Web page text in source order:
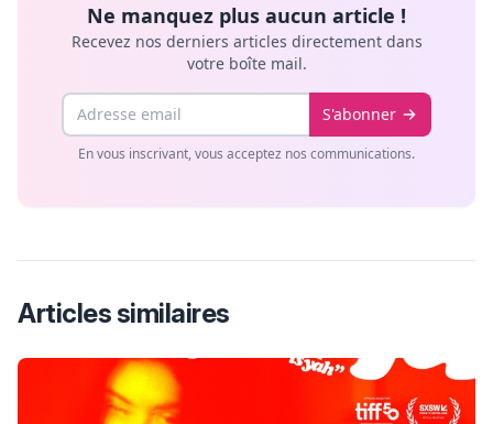
Ne manquez plus aucun article !
Recevez nos derniers articles directement dans
votre boîte mail.
Email S'abonner
En vous inscrivant, vous acceptez nos communications.
Articles similaires